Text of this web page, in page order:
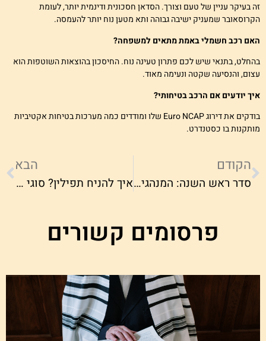
בעיקר עניין של טעם וצורך. הסדאן חסכונית ודינמית יותר, לעומת
שמעניק ישיבה גבוהה ותא מטען נוח יותר להעמסה.
רכב חשמלי באמת מתאים למשפחה?
בתנאי שיש לכם פתרון טעינה נוח. החיסכון בהוצאות השוטפות הוא
והנסיעה שקטה ונעימה מאוד.
יודעים אם הרכב בטיחותי?
בודקים את דירוג Euro NCAP שלו ומודדים כמה מערכות בטיחות אקטיביות
בו כסטנדרט.
הקודם
סדר ראש השנה: המנהגים והסמלים שמעשירים את שולחן החג
הבא
איך להניח תפילין? סוגי ההנחות שיש
פרסומים קשורים